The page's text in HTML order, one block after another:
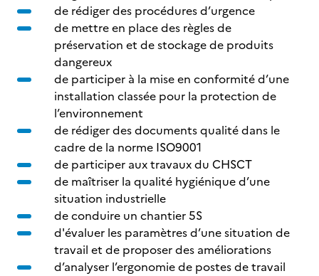
de rédiger des procédures d’urgence
de mettre en place des règles de
préservation et de stockage de produits
dangereux
de participer à la mise en conformité d’une
installation classée pour la protection de
l’environnement
de rédiger des documents qualité dans le
cadre de la norme ISO9001
de participer aux travaux du CHSCT
de maîtriser la qualité hygiénique d’une
situation industrielle
de conduire un chantier 5S
d'évaluer les paramètres d’une situation de
travail et de proposer des améliorations
d’analyser l’ergonomie de postes de travail